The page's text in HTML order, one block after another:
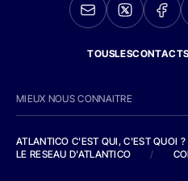
MIEUX NOUS CONNAITRE
ATLANTICO C'EST QUI, C'EST QUOI ?
LE RESEAU D'ATLANTICO
/